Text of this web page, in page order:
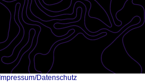
Impressum/Datenschutz